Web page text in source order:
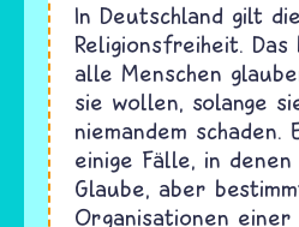
In Deutschland gilt die
Religionsfreiheit.
alle Menschen
sie wollen, solange
niemandem schaden.
einige Fälle, in
Glaube, aber
Organisationen einer